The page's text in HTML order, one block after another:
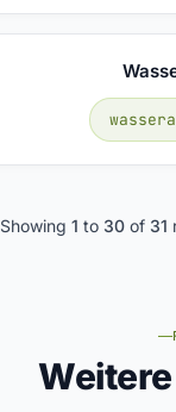
Showing 1 to 30 of 31